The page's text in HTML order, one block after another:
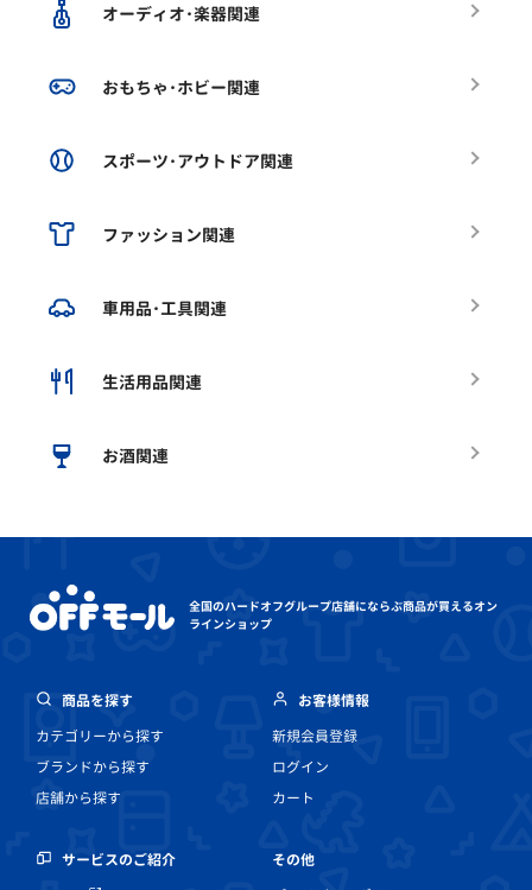
オーディオ･楽器関連
おもちゃ･ホビー関連
スポーツ･アウトドア関連
ファッション関連
車用品･工具関連
生活用品関連
お酒関連
全国のハードオフグループ店舗にならぶ商品が買えるオン
ラインショップ
商品を探す
カテゴリーから探す
ブランドから探す
店舗から探す
お客様情報
新規会員登録
ログイン
カート
サービスのご紹介
その他